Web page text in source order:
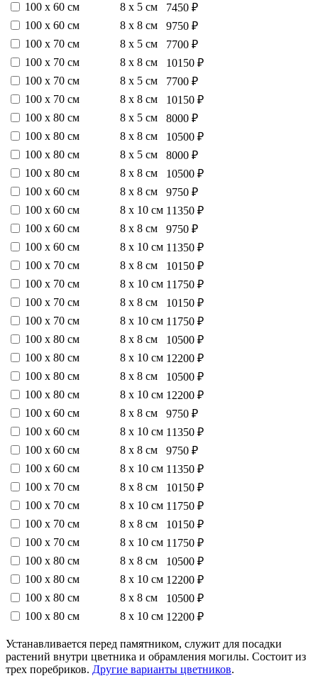
100 х 60 см
8 х 5 см
7450 ₽
100 х 60 см
8 х 8 см
9750 ₽
100 х 70 см
8 х 5 см
7700 ₽
100 х 70 см
8 х 8 см
10150 ₽
100 х 70 см
8 х 5 см
7700 ₽
100 х 70 см
8 х 8 см
10150 ₽
100 х 80 см
8 х 5 см
8000 ₽
100 х 80 см
8 х 8 см
10500 ₽
100 х 80 см
8 х 5 см
8000 ₽
100 х 80 см
8 х 8 см
10500 ₽
100 х 60 см
8 х 8 см
9750 ₽
100 х 60 см
8 х 10 см 11350 ₽
100 х 60 см
8 х 8 см
9750 ₽
100 х 60 см
8 х 10 см 11350 ₽
100 х 70 см
8 х 8 см
10150 ₽
100 х 70 см
8 х 10 см 11750 ₽
100 х 70 см
8 х 8 см
10150 ₽
100 х 70 см
8 х 10 см 11750 ₽
100 х 80 см
8 х 8 см
10500 ₽
100 х 80 см
8 х 10 см 12200 ₽
100 х 80 см
8 х 8 см
10500 ₽
100 х 80 см
8 х 10 см 12200 ₽
100 х 60 см
8 х 8 см
9750 ₽
100 х 60 см
8 х 10 см 11350 ₽
100 х 60 см
8 х 8 см
9750 ₽
100 х 60 см
8 х 10 см 11350 ₽
100 х 70 см
8 х 8 см
10150 ₽
100 х 70 см
8 х 10 см 11750 ₽
100 х 70 см
8 х 8 см
10150 ₽
100 х 70 см
8 х 10 см 11750 ₽
100 х 80 см
8 х 8 см
10500 ₽
100 х 80 см
8 х 10 см 12200 ₽
100 х 80 см
8 х 8 см
10500 ₽
100 х 80 см
8 х 10 см 12200 ₽
Устанавливается перед памятником, служит для посадки
растений внутри цветника и обрамления могилы. Состоит из
трех поребриков. Другие варианты цветников.